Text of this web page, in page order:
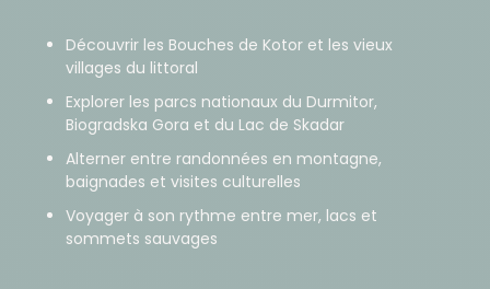
Découvrir les Bouches de Kotor et les vieux
villages du littoral
Explorer les parcs nationaux du Durmitor,
Biogradska Gora et du Lac de Skadar
Alterner entre randonnées en montagne,
baignades et visites culturelles
Voyager à son rythme entre mer, lacs et
sommets sauvages